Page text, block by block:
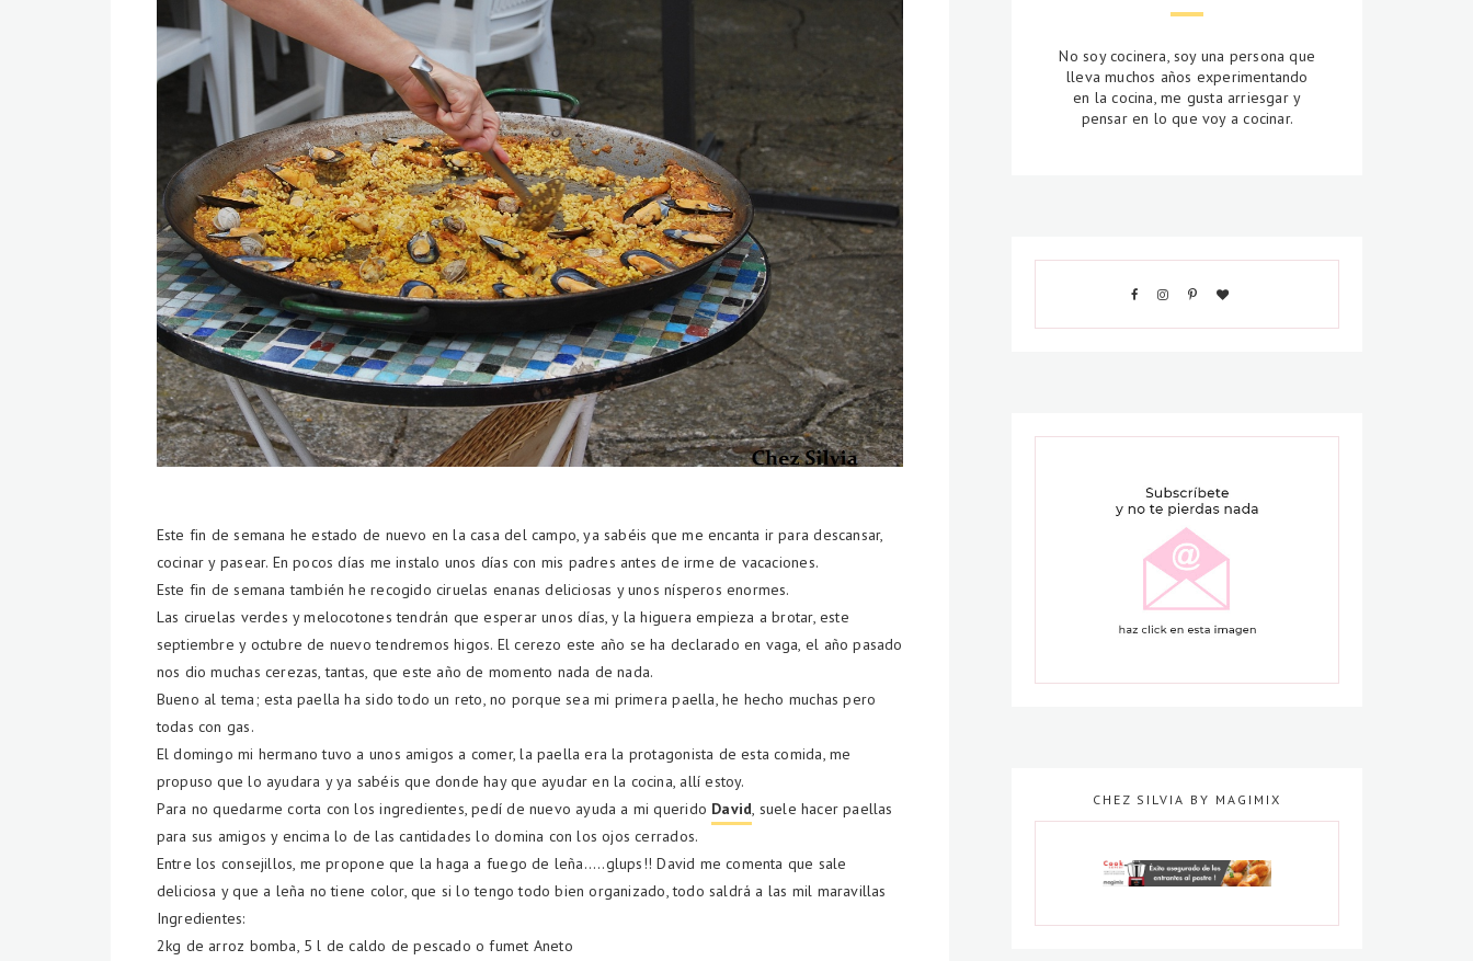
Este fin de semana he estado de nuevo en la casa del campo, ya sabéis que me encanta ir para descansar,
cocinar y pasear. En pocos días me instalo unos días con mis padres antes de irme de vacaciones.
Este fin de semana también he recogido ciruelas enanas deliciosas y unos nísperos enormes.
Las ciruelas verdes y melocotones tendrán que esperar unos días, y la higuera empieza a brotar, este
septiembre y octubre de nuevo tendremos higos. El cerezo este año se ha declarado en vaga, el año pasado
nos dio muchas cerezas, tantas, que este año de momento nada de nada.
Bueno al tema; esta paella ha sido todo un reto, no porque sea mi primera paella, he hecho muchas pero
todas con gas.
El domingo mi hermano tuvo a unos amigos a comer, la paella era la protagonista de esta comida, me
propuso que lo ayudara y ya sabéis que donde hay que ayudar en la cocina, allí estoy.
Para no quedarme corta con los ingredientes, pedí de nuevo ayuda a mi querido David, suele hacer paellas
para sus amigos y encima lo de las cantidades lo domina con los ojos cerrados.
Entre los consejillos, me propone que la haga a fuego de leña.....glups!! David me comenta que sale
deliciosa y que a leña no tiene color, que si lo tengo todo bien organizado, todo saldrá a las mil maravillas
Ingredientes:
2kg de arroz bomba, 5 l de caldo de pescado o fumet Aneto
No soy cocinera, soy una persona que
lleva muchos años experimentando
en la cocina, me gusta arriesgar y
pensar en lo que voy a cocinar.
CHEZ SILVIA BY MAGIMIX